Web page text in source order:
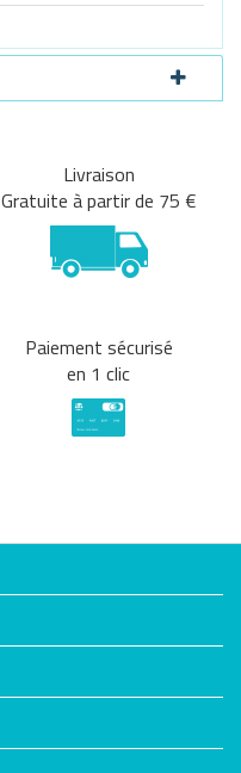
Livraison
Gratuite à partir de 75 €
Paiement sécurisé
en 1 clic